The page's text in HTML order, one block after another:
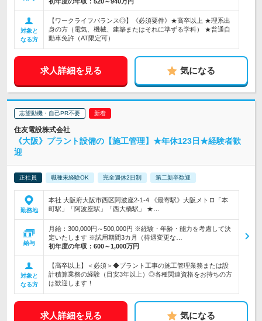
対象と
なる方
【ワークライフバランス◎】《必須要件》★高卒以上 ★理系出
身の方（電気、機械、建築またはそれに準ずる学科） ★普通自
動車免許（AT限定可）
求人詳細を見る 気になる
志望動機・自己PR不要
住友電設株式会社
《大阪》プラント設備の【施工管理】★年休123日★経験者歓
迎
正社員 職種未経験OK 完全週休2日制 第二新卒歓迎
勤務地
本社 大阪府大阪市西区阿波座2-1-4 《最寄駅》大阪メトロ「本
町駅」「阿波座駅」「西大橋駅」 ★…
給与
月給：300,000円～500,000円 ※経験・年齢・能力を考慮して決
定いたします ※試用期間3カ月（待遇変更な…
初年度の年収： 600～1,000万円
対象と
なる方
【高卒以上】＜必須＞◆プラント工事の施工管理業務または設
計積算業務の経験（目安3年以上）◎各種関連資格をお持ちの方
は歓迎します！
求人詳細を見る 気になる